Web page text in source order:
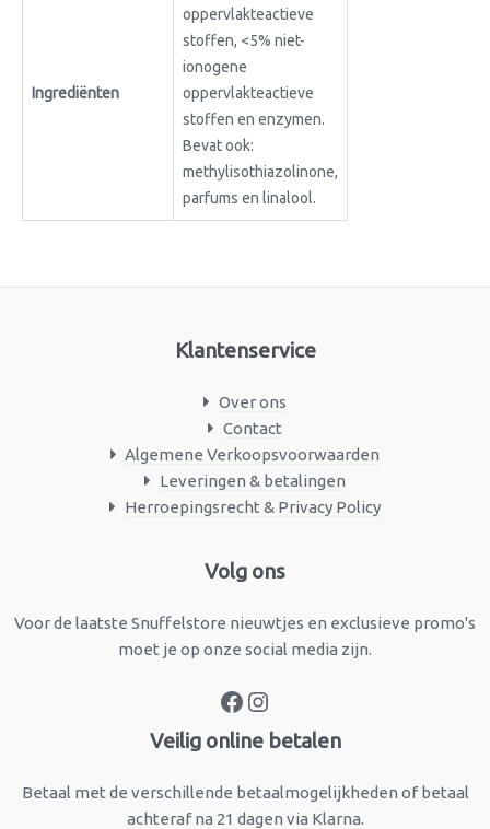
Ingrediënten
oppervlakteactieve
stoffen, <5% niet-
ionogene
oppervlakteactieve
stoffen en enzymen.
Bevat ook:
methylisothiazolinone,
parfums en linalool.
Klantenservice
Over ons
Contact
Algemene Verkoopsvoorwaarden
Leveringen & betalingen
Herroepingsrecht & Privacy Policy
Volg ons
Voor de laatste Snuffelstore nieuwtjes en exclusieve promo's
moet je op onze social media zijn.
Facebook
Veilig online betalen
Betaal met de verschillende betaalmogelijkheden of betaal
achteraf na 21 dagen via Klarna.